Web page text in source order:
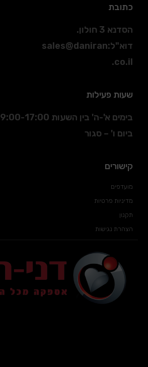
כתובת
הסדנא 3 חולון.
דוא"ל:
sales@daniran
.co.il
שעות פעילות
בימים א'-ה' בין השעות 09:00-17:00
ביום ו' – סגור
קישורים
מועדפים
מדיניות פרטיות
תקנון
הצהרת נגישות